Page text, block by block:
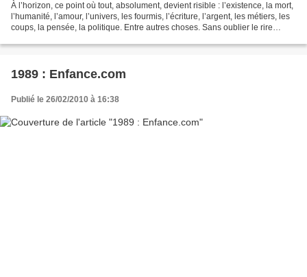
À l’horizon, ce point où tout, absolument, devient risible : l’existence, la mort,
l’humanité, l’amour, l’univers, les fourmis, l’écriture, l’argent, les métiers, les
coups, la pensée, la politique. Entre autres choses. Sans oublier le rire
1989 : Enfance.com
Publié le 26/02/2010 à 16:38